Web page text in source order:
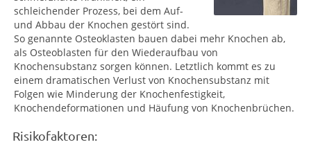
schleichender Prozess, bei dem Auf-
und Abbau der Knochen gestört sind.
So genannte Osteoklasten bauen dabei mehr Knochen ab,
als Osteoblasten für den Wiederaufbau von
Knochensubstanz sorgen können. Letztlich kommt es zu
einem dramatischen Verlust von Knochensubstanz mit
Folgen wie Minderung der Knochenfestigkeit,
Knochendeformationen und Häufung von Knochenbrüchen.
Risikofaktoren: